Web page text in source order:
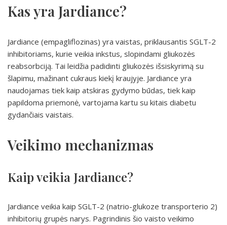
Kas yra Jardiance?
Jardiance (empagliflozinas) yra vaistas, priklausantis SGLT-2
inhibitoriams, kurie veikia inkstus, slopindami gliukozės
reabsorbciją. Tai leidžia padidinti gliukozės išsiskyrimą su
šlapimu, mažinant cukraus kiekį kraujyje. Jardiance yra
naudojamas tiek kaip atskiras gydymo būdas, tiek kaip
papildoma priemonė, vartojama kartu su kitais diabetu
gydančiais vaistais.
Veikimo mechanizmas
Kaip veikia Jardiance?
Jardiance veikia kaip SGLT-2 (natrio-glukoze transporterio 2)
inhibitorių grupės narys. Pagrindinis šio vaisto veikimo